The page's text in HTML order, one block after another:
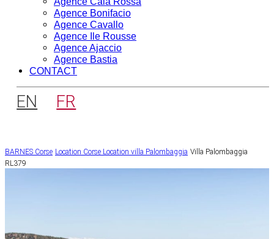
Agence Bonifacio
Agence Cavallo
Agence Ile Rousse
Agence Ajaccio
Agence Bastia
CONTACT
EN FR
BARNES Corse Location Corse Location villa Palombaggia Villa Palombaggia
RL379